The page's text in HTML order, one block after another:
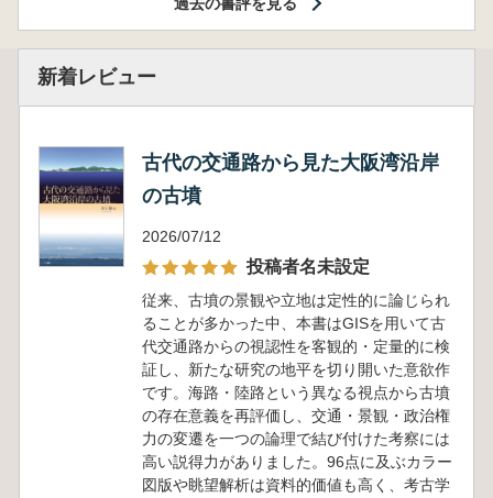
過去の書評を見る
新着レビュー
古代の交通路から見た大阪湾沿岸
の古墳
2026/07/12
投稿者名未設定
従来、古墳の景観や立地は定性的に論じられ
ることが多かった中、本書はGISを用いて古
代交通路からの視認性を客観的・定量的に検
証し、新たな研究の地平を切り開いた意欲作
です。海路・陸路という異なる視点から古墳
の存在意義を再評価し、交通・景観・政治権
力の変遷を一つの論理で結び付けた考察には
高い説得力がありました。96点に及ぶカラー
図版や眺望解析は資料的価値も高く、考古学